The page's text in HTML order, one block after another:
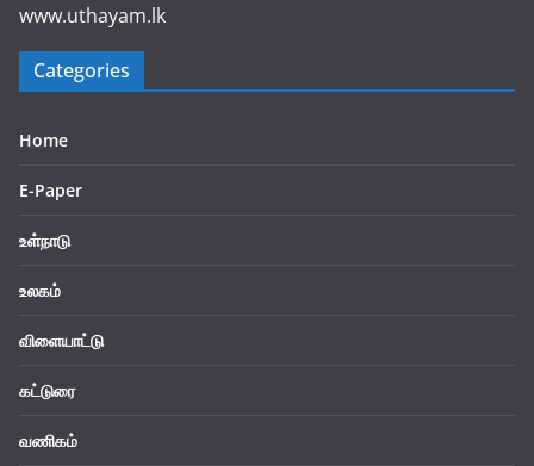
www.uthayam.lk
Categories
Home
E-Paper
உள்நாடு
உலகம்
விளையாட்டு
கட்டுரை
வணிகம்